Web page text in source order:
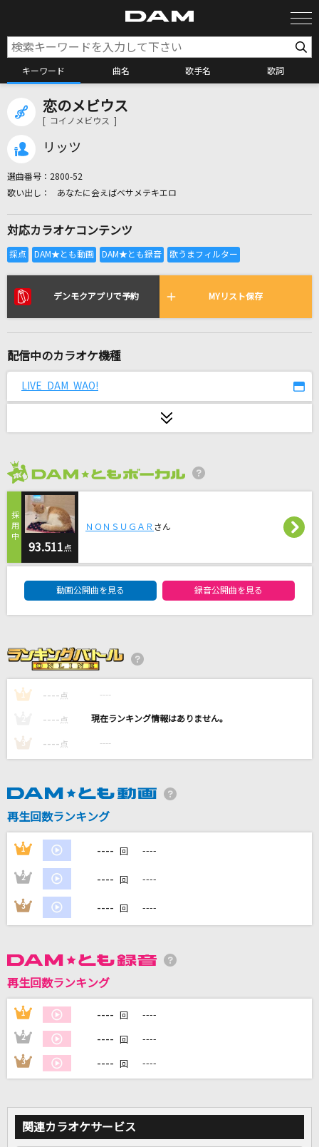
キーワード 曲名 歌手名 歌詞
カラオケ検索
全国りれき
リアルタイムで歌われている曲の一覧
[生音]青い珊瑚礁
[生音]ツキミソウ
松田聖子
夢見る少女じゃいられない
[生音]ハッピーエンド
back number
[生音]恋をするなら
橋 幸夫
[生音]恋人ごっこ
マカロニえんぴつ
アイドルパワー
[生音]シルエット
KANA-BOON
DAMの新曲・ランキングなど
DAMに会員登録・ログインして
カラオケをもっと楽しもう！
恋のメビウス
[ コイノメビウス ]
リッツ
選曲番号： 2800-52
あなたに会えばベサメテキエロ
対応カラオケコンテンツ
デンモクアプリで予約 MYリスト保存
配信中のカラオケ機種
LIVE DAM WAO!
93.511 点
ＮＯＮＳＵＧＡＲ さん
動画公開曲を見る 録音公開曲を見る
1 ---- 点 ----
---- 点 ----
3 ---- 点 ----
再生回数ランキング
1 ---- 回 ----
2 ---- 回 ----
3 ---- 回 ----
再生回数ランキング
1 ---- 回 ----
2 ---- 回 ----
3 ---- 回 ----
関連カラオケサービス